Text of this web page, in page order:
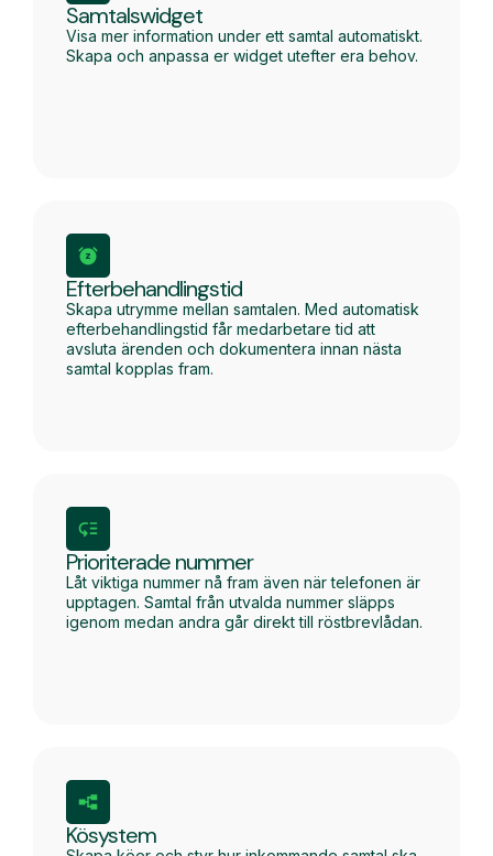
Samtalswidget
Visa mer information under ett samtal automatiskt.
Skapa och anpassa er widget utefter era behov.
Efterbehandlingstid
Skapa utrymme mellan samtalen. Med automatisk
efterbehandlingstid får medarbetare tid att
avsluta ärenden och dokumentera innan nästa
samtal kopplas fram.
Prioriterade nummer
Låt viktiga nummer nå fram även när telefonen är
upptagen. Samtal från utvalda nummer släpps
igenom medan andra går direkt till röstbrevlådan.
Kösystem